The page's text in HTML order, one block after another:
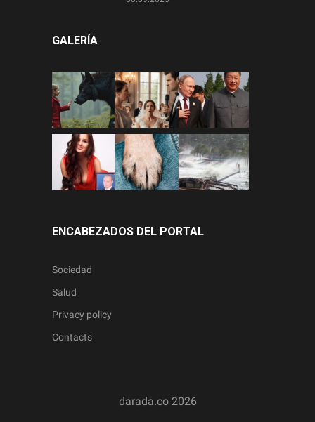
GALERÍA
ENCABEZADOS DEL PORTAL
Sociedad
Salud
Privacy policy
Contacts
darada.co 2026